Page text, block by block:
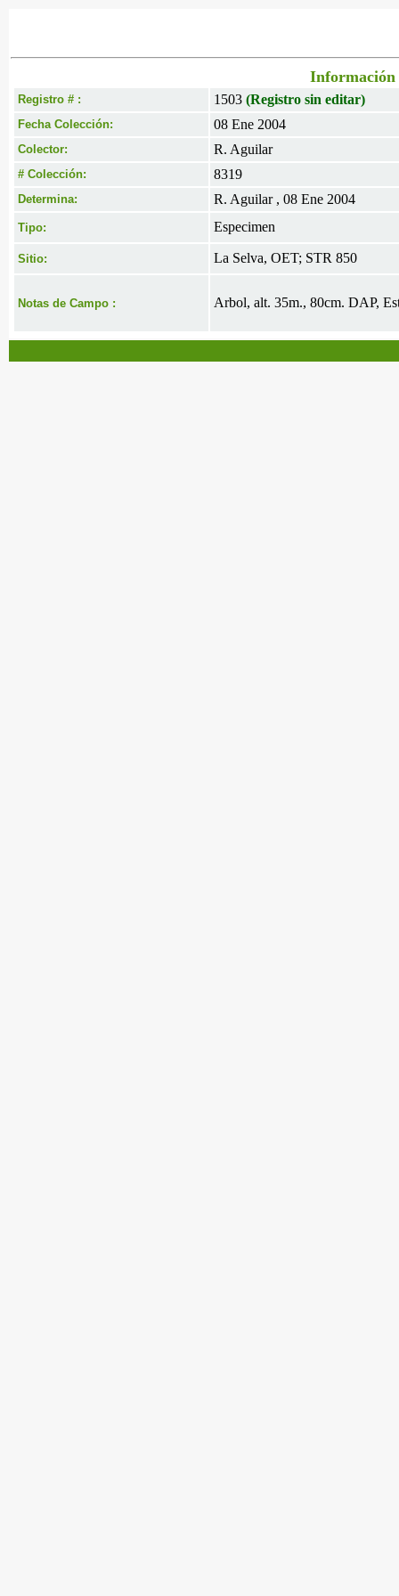
Información
Registro # : 1503 (Registro sin editar)
Fecha Colección: 08 Ene 2004
Colector: R. Aguilar
# Colección: 8319
Determina: R. Aguilar , 08 Ene 2004
Tipo: Especimen
Sitio: La Selva, OET; STR 850
Notas de Campo : Arbol, alt. 35m., 80cm. DAP,